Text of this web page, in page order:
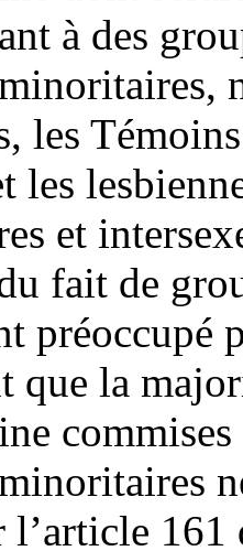
à des
les
les
et
fait de
préoccupé
que la
l’article